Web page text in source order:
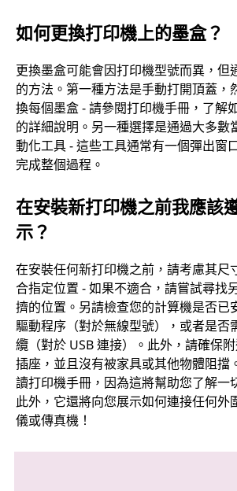
如何更換打印機上的墨盒？
更換墨盒可能會因打印機型號而異，但
的方法。第一種方法是手動打開頂蓋，
換每個墨盒 - 請參閱打印機手冊，了解
的詳細說明。另一種選擇是通過大多數
動化工具 - 這些工具通常有一個彈出窗
完成整個過程。
在安裝新打印機之前我應該
示？
在安裝任何新打印機之前，請考慮其尺
合指定位置 - 如果不適合，請嘗試尋找
擠的位置。另請檢查您的計算機是否已
驅動程序（對於無線型號），或者是否
纜（對於 USB 連接）。此外，請確保
插座，並且沒有被家具或其他物體阻擋
讀打印機手冊，因為這將幫助您了解一
此外，它還將向您展示如何連接任何外
儀或傳真機！